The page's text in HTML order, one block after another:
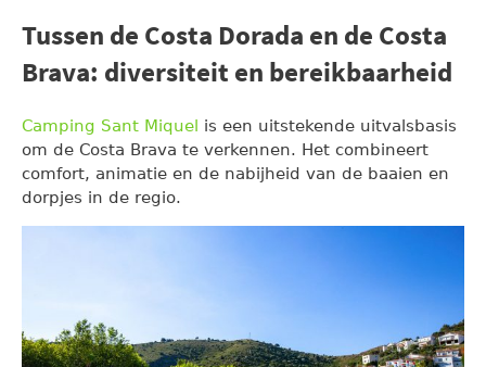
Tussen de Costa Dorada en de Costa
Brava: diversiteit en bereikbaarheid
Camping Sant Miquel is een uitstekende uitvalsbasis
om de Costa Brava te verkennen. Het combineert
comfort, animatie en de nabijheid van de baaien en
dorpjes in de regio.